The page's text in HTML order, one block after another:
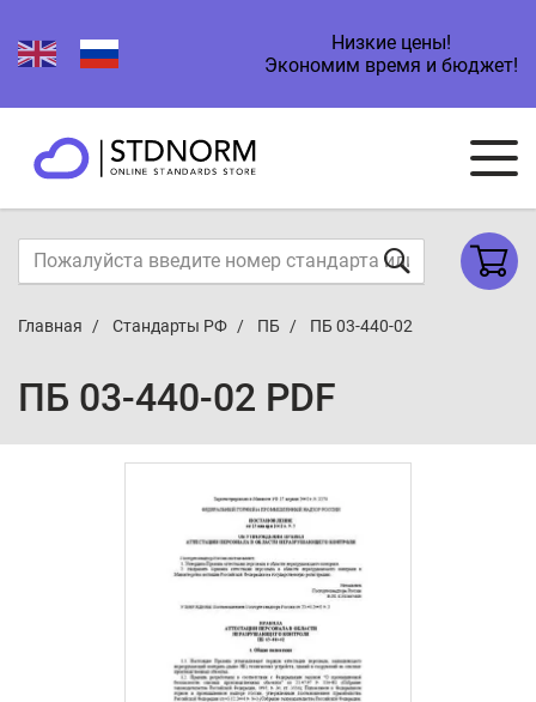
Низкие цены!
Экономим время и бюджет!
Главная Стандарты РФ ПБ ПБ 03-440-02
ПБ 03-440-02 PDF